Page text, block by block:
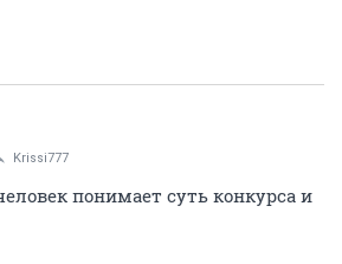
Krissi777
понимает суть конкурса и